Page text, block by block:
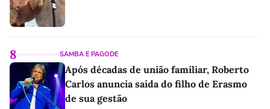
8 SAMBA E PAGODE
Após décadas de união familiar, Roberto
Carlos anuncia saída do filho de Erasmo
de sua gestão